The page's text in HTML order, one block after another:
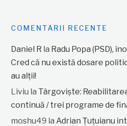
COMENTARII RECENTE
Daniel R la Radu Popa (PSD),
Cred că nu există dosare
au alții!
Liviu la Târgoviște:
continuă / trei programe de
moshu49 laAdrian Țuțuianu